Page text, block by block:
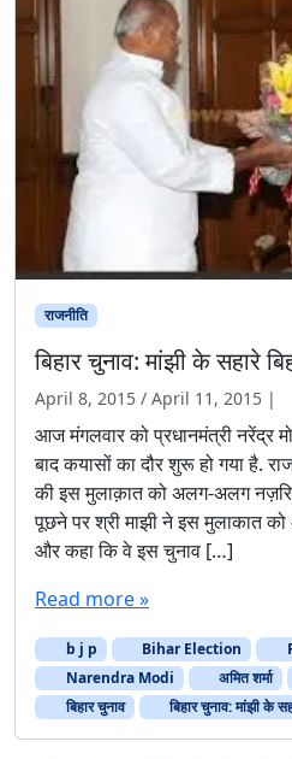
राजनीति
बिहार चुनाव: मांझी के सहारे
April 8, 2015 / April 11, 2015 |
आज मंगलवार को प्रधानमंत्री नरेंद्र
बाद कयासों का दौर शुरू हो गया है.
की इस मुलाक़ात को अलग-अलग
पूछने पर श्री माझी ने इस मुलाकात को
और कहा कि वे इस चुनाव […]
Read more »
b j p Bihar Election
Narendra Modi
अमित शर्मा
बिहार चुनाव
बिहार चुनाव: मांझी के